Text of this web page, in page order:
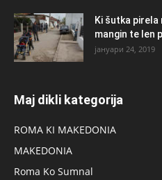
Ki šutka
mangin te len
јануари 24, 2019
Maj dikli kategorija
ROMA KI MAKEDONIA
MAKEDONIA
Roma Ko Sumnal